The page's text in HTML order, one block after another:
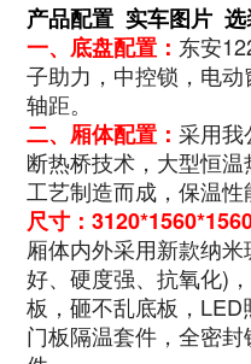
产品配置 实车图片
一、底盘配置： 东安
子助力，中控锁，电
轴距。
二、厢体配置：采用我
断热桥技术，大型恒
工艺制造而成，保温性
尺寸：
厢体内外采用新款纳
好、硬度强、抗氧化)
板，砸不乱底板，
门板隔温套件，全密